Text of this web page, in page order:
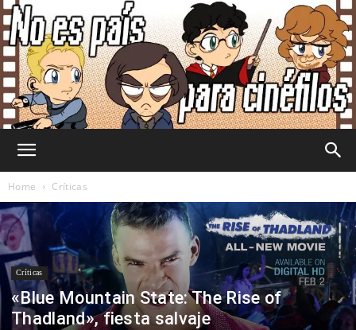
Es
País
Home Críticas
Críticas
«Blue Mountain State: The Rise of
Thadland», fiesta salvaje